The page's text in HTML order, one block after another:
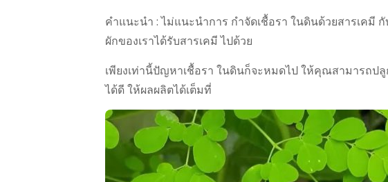
คำแนะนำ : ไม่แนะนำการ กำจัดเชื้อรา ในดินด้วยสารเคมี
ผักของเราได้รับสารเคมี ไปด้วย
เพียงเท่านี้ปัญหาเชื้อรา ในดินก็จะหมดไป ให้คุณสามารถป
ได้ดี ให้ผลผลิตได้เต็มที่